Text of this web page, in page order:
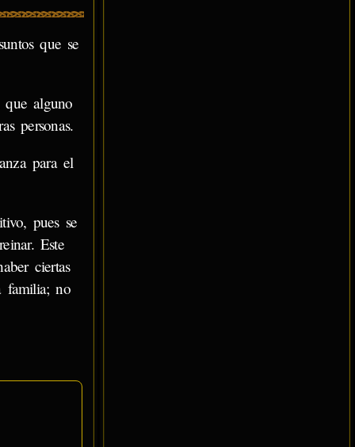
que se
alguno
personas.
para el
pues se
Este
ciertas
familia; no